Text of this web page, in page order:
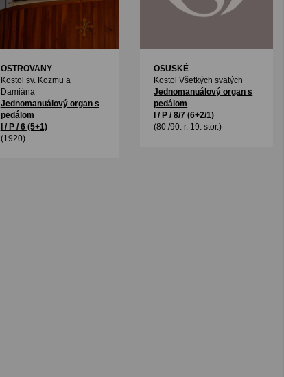
OSTROVANY
Kostol sv. Kozmu a
Damiána
Jednomanuálový organ s
pedálom
I / P / 6 (5+1)
(1920)
OSUSKÉ
Kostol Všetkých svätých
Jednomanuálový organ s
pedálom
I / P / 8/7 (6+2/1)
(80./90. r. 19. stor.)